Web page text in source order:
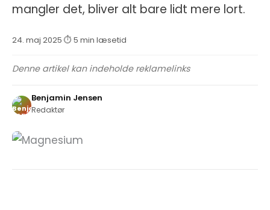
mangler det, bliver alt bare lidt mere lort.
24. maj 2025·⏱ 5 min læsetid·
Denne artikel kan indeholde reklamelinks
Benjamin Jensen
Redaktør